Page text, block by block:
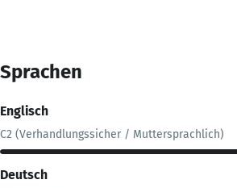
Sprachen
Englisch
C2 (Verhandlungssicher / Muttersprachlich)
Deutsch